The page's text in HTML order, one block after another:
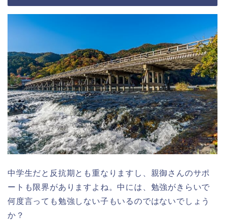
中学生だと反抗期とも重なりますし、親御さんのサポ
ートも限界がありますよね。中には、勉強がきらいで
何度言っても勉強しない子もいるのではないでしょう
か？